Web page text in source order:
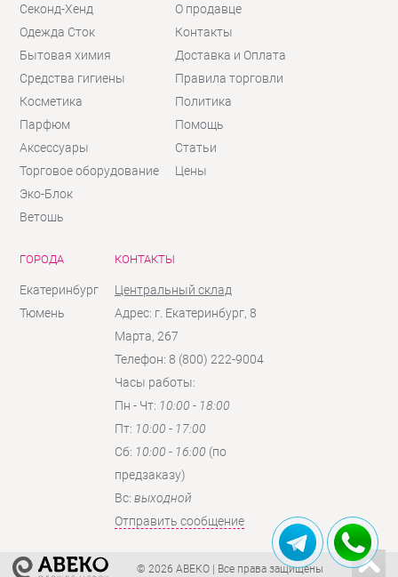
Секонд-Хенд
Одежда Сток
Бытовая химия
Средства гигиены
Косметика
Парфюм
Аксессуары
Торговое оборудование
Эко-Блок
Ветошь
О продавце
Контакты
Доставка и Оплата
Правила торговли
Политика
Помощь
Статьи
Цены
ГОРОДА
Екатеринбург
Тюмень
КОНТАКТЫ
Центральный склад
Адрес: г. Екатеринбург, 8
Марта, 267
Телефон: 8 (800) 222-9004
Часы работы:
Пн - Чт: 10:00 - 18:00
Пт: 10:00 - 17:00
Сб: 10:00 - 16:00 (по
предзаказу)
Вc: выходной
Отправить сообщение
© 2026 АВЕКО | Все права защищены